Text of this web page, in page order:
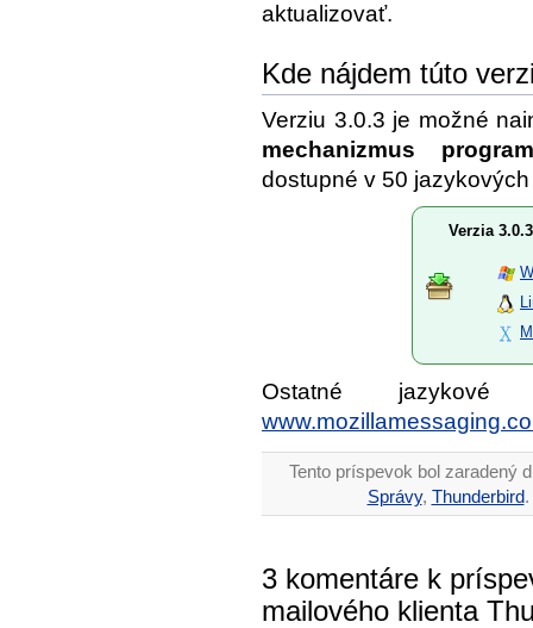
aktualizovať.
Kde nájdem túto
Verziu 3.0.3 je možné
mechanizmus
dostupné v 50
Verzia 3.0.3
Ostatné
Tento príspevok bol zaradený
Správy, Thunderbird.
3 komentáre k
mailového klienta